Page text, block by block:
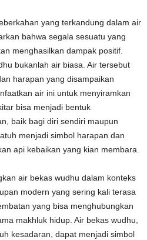
yang terkandung dalam air
bahwa segala sesuatu yang
menghasilkan dampak positif.
bukanlah air biasa. Air tersebut
harapan yang disampaikan
air ini untuk menyiramkan
bisa menjadi bentuk
baik bagi diri sendiri maupun
menjadi simbol harapan dan
api kebaikan yang kian membara.
air bekas wudhu dalam konteks
modern yang sering kali terasa
yang bisa menghubungkan
makhluk hidup. Air bekas wudhu,
kesadaran, dapat menjadi simbol